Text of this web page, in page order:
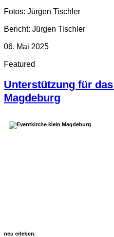
Fotos: Jürgen Tischler
Bericht: Jürgen Tischler
06. Mai 2025
Featured
Unterstützung für
Magdeburg
neu erleben.